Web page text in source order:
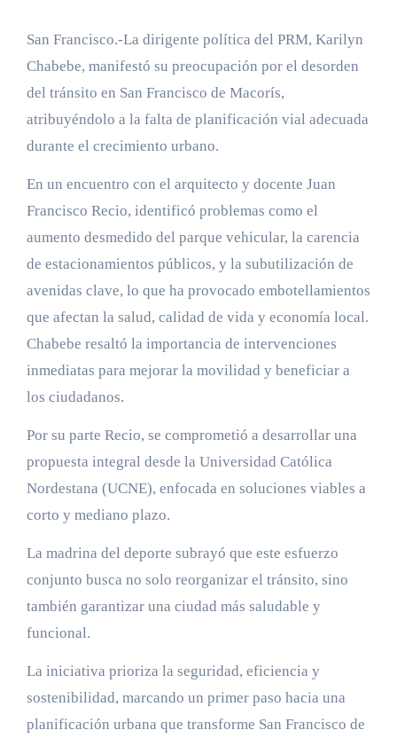
San Francisco.-La dirigente política del PRM, Karilyn
Chabebe, manifestó su preocupación por el desorden
del tránsito en San Francisco de Macorís,
atribuyéndolo a la falta de planificación vial adecuada
durante el crecimiento urbano.
En un encuentro con el arquitecto y docente Juan
Francisco Recio, identificó problemas como el
aumento desmedido del parque vehicular, la carencia
de estacionamientos públicos, y la subutilización de
avenidas clave, lo que ha provocado embotellamientos
que afectan la salud, calidad de vida y economía local.
Chabebe resaltó la importancia de intervenciones
inmediatas para mejorar la movilidad y beneficiar a
los ciudadanos.
Por su parte Recio, se comprometió a desarrollar una
propuesta integral desde la Universidad Católica
Nordestana (UCNE), enfocada en soluciones viables a
corto y mediano plazo.
La madrina del deporte subrayó que este esfuerzo
conjunto busca no solo reorganizar el tránsito, sino
también garantizar una ciudad más saludable y
funcional.
La iniciativa prioriza la seguridad, eficiencia y
sostenibilidad, marcando un primer paso hacia una
planificación urbana que transforme San Francisco de